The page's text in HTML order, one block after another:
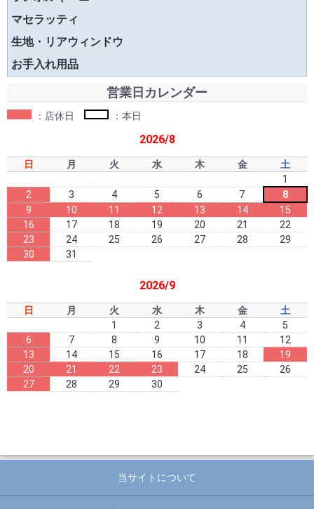
マセラッティ
生地・リアウィンドウ
お手入れ用品
営業日カレンダー
：店休日 ：本日
2026/8
日 月 火 水 木 金
土
1
2
3 4 5 6 7
8
9
10 11 12 13 14
15
16
17 18 19 20 21
22
23
24 25 26 27 28
29
30
31
2026/9
日 月 火 水 木 金
土
1
2 3 4
5
6
7 8 9 10 11
12
13
14 15 16 17 18
19
20
21 22 23 24 25
26
27
28 29 30
当サイトについて